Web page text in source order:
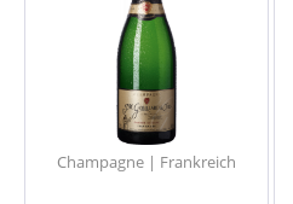
Champagne | Frankreich